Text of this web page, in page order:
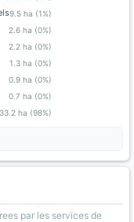
9.5 ha (1%)
2.6 ha (0%)
2.2 ha (0%)
1.3 ha (0%)
0.9 ha (0%)
0.7 ha (0%)
ha (98%)
par les services de